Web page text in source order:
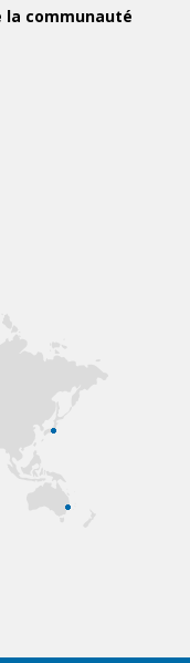
la communauté